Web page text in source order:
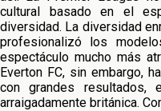
cultural basado en el
diversidad. La diversidad
profesionalizó los
espectáculo mucho más
Everton FC, sin embargo,
con grandes
arraigadamente británica.